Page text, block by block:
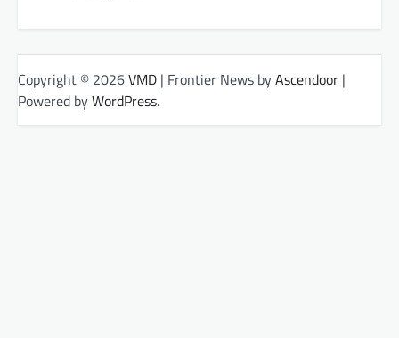
Copyright © 2026VMD | Frontier News byAscendoor |
Powered byWordPress.